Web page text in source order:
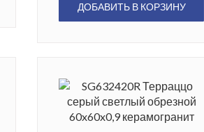
ДОБАВИТЬ В КОРЗИНУ